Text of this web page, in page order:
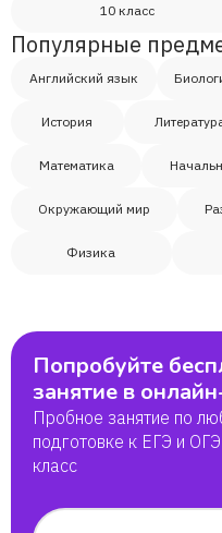
10 класс
Популярные
Английский язык
История
Математика
Окружающий мир
Физика
Попробуйте
занятие в
Пробное занятие по
подготовке к ЕГЭ и
класс